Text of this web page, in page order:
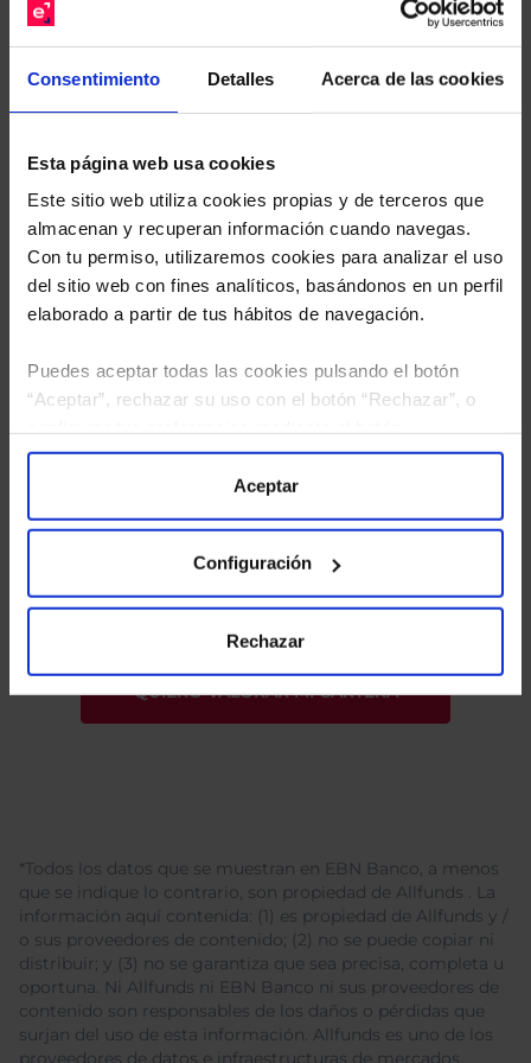
Consentimiento Detalles Acerca de las cookies
Esta página web usa cookies
Este sitio web utiliza cookies propias y de terceros que
almacenan y recuperan información cuando navegas.
Con tu permiso, utilizaremos cookies para analizar el uso
del sitio web con fines analíticos, basándonos en un perfil
elaborado a partir de tus hábitos de navegación.
Puedes aceptar todas las cookies pulsando el botón
“Aceptar”, rechazar su uso con el botón “Rechazar”, o
“Configuración”. Consulta nuestraPolítica
para más información.
Aceptar
Configuración
Rechazar
Descárguese el archivo
e indíquenos los ISINs de
estudio gratuito de sus alternativas de Clases
Limpias con las que podrá ahorrar en sus costes.
He leídola política de privacidady consiento el
tratamiento de mis datos personales.
*Todos los datos que se muestran en EBN Banco, a menos
que se indique lo contrario, son propiedad de Allfunds . La
información aquí contenida: (1) es propiedad de Allfunds y /
o sus proveedores de contenido; (2) no se puede copiar ni
distribuir; y (3) no se garantiza que sea precisa, completa u
oportuna. Ni Allfunds ni EBN Banco ni sus proveedores de
contenido son responsables de los daños o pérdidas que
surjan del uso de esta información. Allfunds es uno de los
proveedores de datos e infraestructuras de mercados